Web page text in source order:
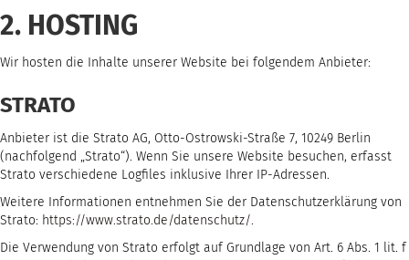
2. HOSTING
Wir hosten die Inhalte unserer Website bei folgendem Anbieter:
STRATO
Anbieter ist die Strato AG, Otto-Ostrowski-Straße 7, 10249 Berlin
(nachfolgend „Strato“). Wenn Sie unsere Website besuchen, erfasst
Strato verschiedene Logfiles inklusive Ihrer IP-Adressen.
Weitere Informationen entnehmen Sie der Datenschutzerklärung von
Strato: https://www.strato.de/datenschutz/.
Die Verwendung von Strato erfolgt auf Grundlage von Art. 6 Abs. 1 lit. f